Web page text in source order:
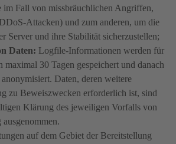
im Fall von missbräuchlichen Angriffen,
Attacken) und zum anderen, um die
Server und ihre Stabilität sicherzustellen;
Daten: Logfile-Informationen werden für
maximal 30 Tagen gespeichert und danach
Daten, deren weitere
zu Beweiszwecken erforderlich ist, sind
Klärung des jeweiligen Vorfalls von
auf dem Gebiet der Bereitstellung